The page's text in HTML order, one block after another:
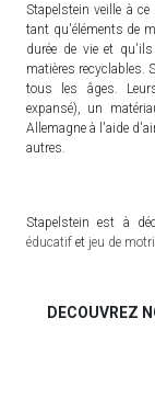
Stapelstein veille à
tant qu'éléments de
durée de vie et
matières recyclables.
tous les âges.
expansé), un
Allemagne à l'aide
autres.
Stapelstein est à
éducatif et jeu de
DECOUVREZ